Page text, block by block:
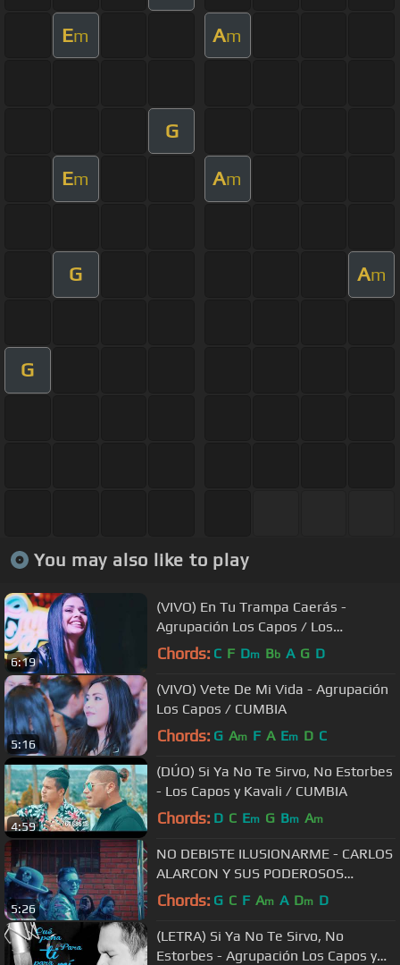
Em Am
G
Em Am
G Am
G
You may also like to play
6:19
(VIVO) En Tu Trampa Caerás -
Agrupación Los Capos / Los
Marquina - Bolivia / CUMBIA
Chords: C F Dm Bb A G D
5:16
(VIVO) Vete De Mi Vida - Agrupación
Los Capos / CUMBIA
Chords: G Am F A Em D C
4:59
(DÚO) Si Ya No Te Sirvo, No Estorbes
- Los Capos y Kavali / CUMBIA
Chords: D C Em G Bm Am
5:26
NO DEBISTE ILUSIONARME - CARLOS
ALARCON Y SUS PODEROSOS
GENIOS - EN VIVO LA PAZ VILLA
Chords: G C F Am A Dm D
(LETRA) Si Ya No Te Sirvo, No
Estorbes - Agrupación Los Capos y